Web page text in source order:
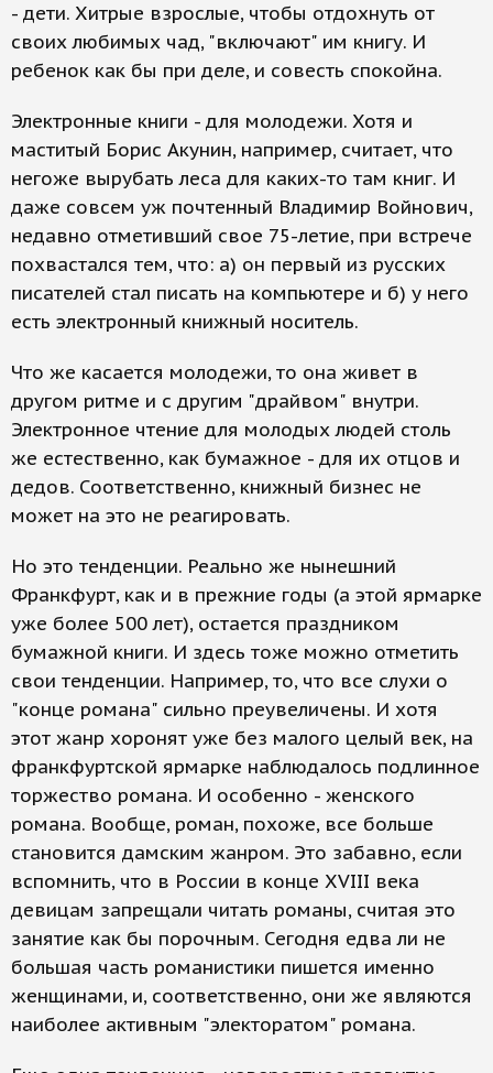
- дети. Хитрые взрослые, чтобы отдохнуть от
своих любимых чад, "включают" им книгу. И
ребенок как бы при деле, и совесть спокойна.
Электронные книги - для молодежи. Хотя и
маститый Борис Акунин, например, считает, что
негоже вырубать леса для каких-то там книг. И
даже совсем уж почтенный Владимир Войнович,
недавно отметивший свое 75-летие, при встрече
похвастался тем, что: а) он первый из русских
писателей стал писать на компьютере и б) у него
есть электронный книжный носитель.
Что же касается молодежи, то она живет в
другом ритме и с другим "драйвом" внутри.
Электронное чтение для молодых людей столь
же естественно, как бумажное - для их отцов и
дедов. Соответственно, книжный бизнес не
может на это не реагировать.
Но это тенденции. Реально же нынешний
Франкфурт, как и в прежние годы (а этой ярмарке
уже более 500 лет), остается праздником
бумажной книги. И здесь тоже можно отметить
свои тенденции. Например, то, что все слухи о
"конце романа" сильно преувеличены. И хотя
этот жанр хоронят уже без малого целый век, на
франкфуртской ярмарке наблюдалось подлинное
торжество романа. И особенно - женского
романа. Вообще, роман, похоже, все больше
становится дамским жанром. Это забавно, если
вспомнить, что в России в конце XVIII века
девицам запрещали читать романы, считая это
занятие как бы порочным. Сегодня едва ли не
большая часть романистики пишется именно
женщинами, и, соответственно, они же являются
наиболее активным "электоратом" романа.